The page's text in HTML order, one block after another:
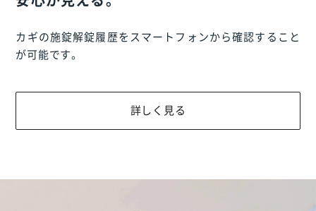
カギの施錠解錠履歴をスマートフォンから確認すること
が可能です。
詳しく見る